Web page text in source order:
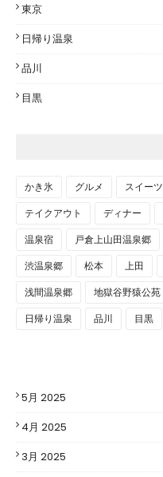
東京
日帰り温泉
品川
目黒
かき氷 グルメ スイーツ
テイクアウト
ディナー
温泉宿
戸倉上山田温泉郷
渋温泉郷
松本 上田
浅間温泉郷
地獄谷野猿公苑
日帰り温泉
品川 目黒
5月 2025
4月 2025
3月 2025